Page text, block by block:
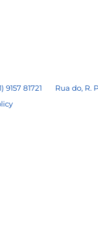
9157 81721
Rua do, R.